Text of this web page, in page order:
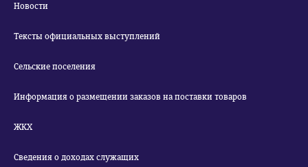
Новости
Тексты официальных выступлений
Сельские поселения
Информация о размещении заказов на поставки товаров
ЖКХ
Сведения о доходах служащих